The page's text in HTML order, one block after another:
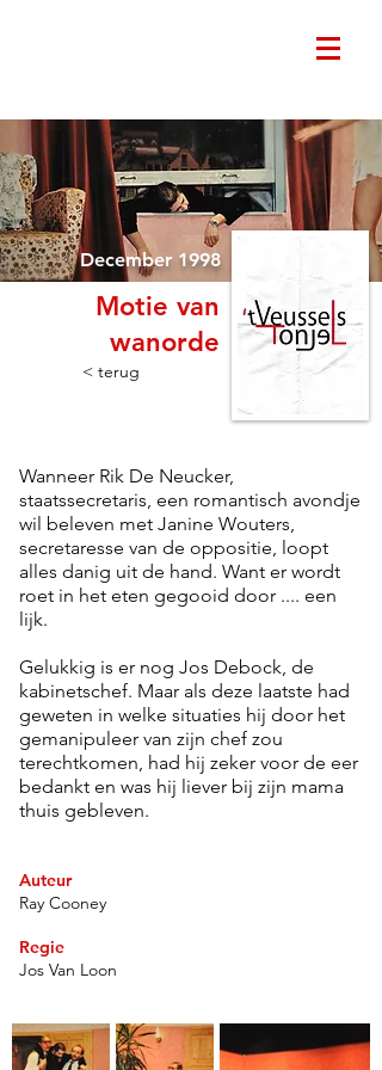
December 1998
Motie van
wanorde
< terug
Wanneer Rik De Neucker,
staatssecretaris, een romantisch avondje
wil beleven met Janine Wouters,
secretaresse van de oppositie, loopt
alles danig uit de hand. Want er wordt
roet in het eten gegooid door .... een
lijk.
Gelukkig is er nog Jos Debock, de
kabinetschef. Maar als deze laatste had
geweten in welke situaties hij door het
gemanipuleer van zijn chef zou
terechtkomen, had hij zeker voor de eer
bedankt en was hij liever bij zijn mama
thuis gebleven.
Auteur
Ray Cooney
Regie
Jos Van Loon